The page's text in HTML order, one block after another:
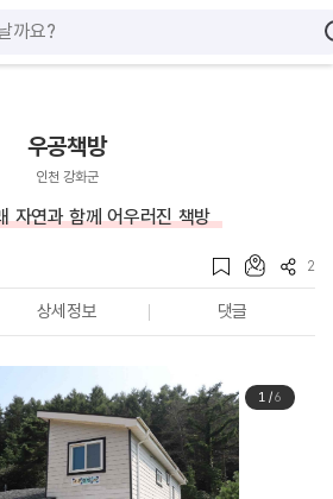
우공책방
인천 강화군
자연과 함께 어우러진 책방
2
상세정보 댓글
1/6